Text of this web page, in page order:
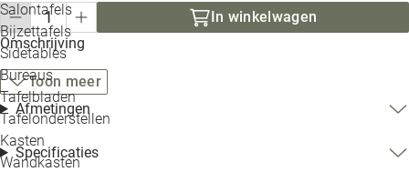
Salontafels
Bijzettafels
Sidetables
Bureaus
Tafelbladen
Tafelonderstellen
Kasten
Wandkasten
Alle
In winkelwagen
Omschrijving
Toon meer
Afmetingen
Specificaties